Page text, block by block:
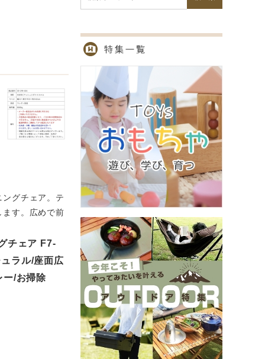
グチェア。テ
す。広めで前
チェア F7-
ラル/座面広
ー/お掃除